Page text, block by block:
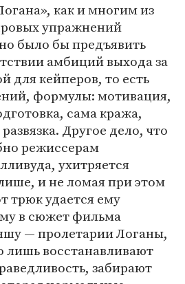
как и многим из
упражнений
было бы предъявить
амбиций выхода за
для кейперов, то есть
формулы: мотивация,
сама кража,
Другое дело, что
режиссерам
ухитряется
и не ломая при этом
трюк удается ему
в сюжет фильма
— пролетарии Логаны,
лишь восстанавливают
забирают